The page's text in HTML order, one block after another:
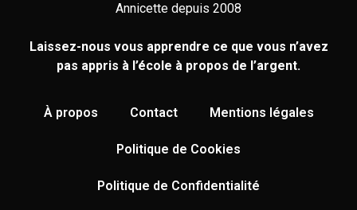
Annicette depuis 2008
Laissez-nous vous apprendre ce que vous n’avez
pas appris à l’école à propos de l’argent.
À propos Contact Mentions légales
Politique de Cookies
Politique de Confidentialité